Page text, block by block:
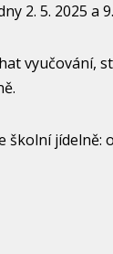
2. 5. 2025 a
vyučování,
jídelně: